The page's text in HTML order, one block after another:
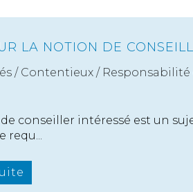
LA NOTION DE
/ Contentieux /
conseiller intéressé est un